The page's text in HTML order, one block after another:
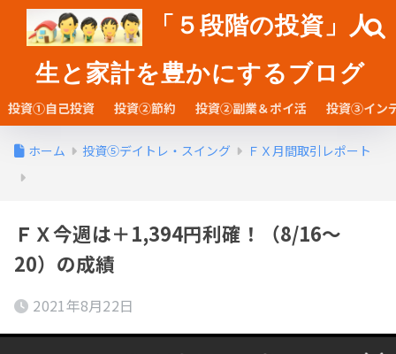
「５段階の投資」人
生と家計を豊かにするブログ
投資①自己投資 投資②節約 投資②副業＆ポイ活 投資③イン
ホーム 投資⑤デイトレ・スイング ＦＸ月間取引レポート
ＦＸ今週は＋1,394円利確！（8/16～
20）の成績
2021年8月22日